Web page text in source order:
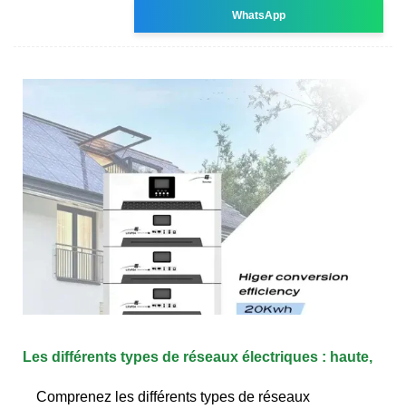
WhatsApp
Les différents types de réseaux électriques : haute,
Comprenez les différents types de réseaux